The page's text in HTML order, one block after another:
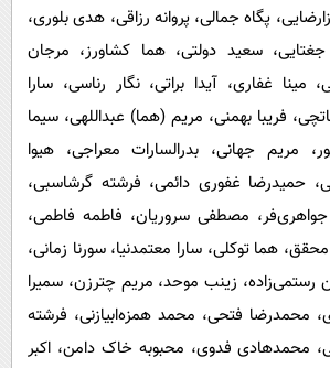
پگاه جمالی، پروانه رزاقی، هدی بلوری،
جغتایی، سعید دولتی، هما کشاورز، مرجان
مینا غفاری، آیدا براتی، نگار رناسی، سارا
فریبا بهمنی، مریم (هما) عبداللهی، سیما
مریم جهانی، بدرالسارات معراجی، هیوا
حمیدرضا غفوری دائمی، فرشته گرشاسبی،
مصطفی سروریان، فاطمه فاطمی،
هما توکلی، سارا معتمدنیا، سورنا زمانی،
رستمی‌زاده، زینب موحد، مریم چترزن، سمیرا
محمدرضا فتحی، محمد همزه‌ابیازنی، فرشته
محمدهادی فدوی، محبوبه خاک دامن، اکبر